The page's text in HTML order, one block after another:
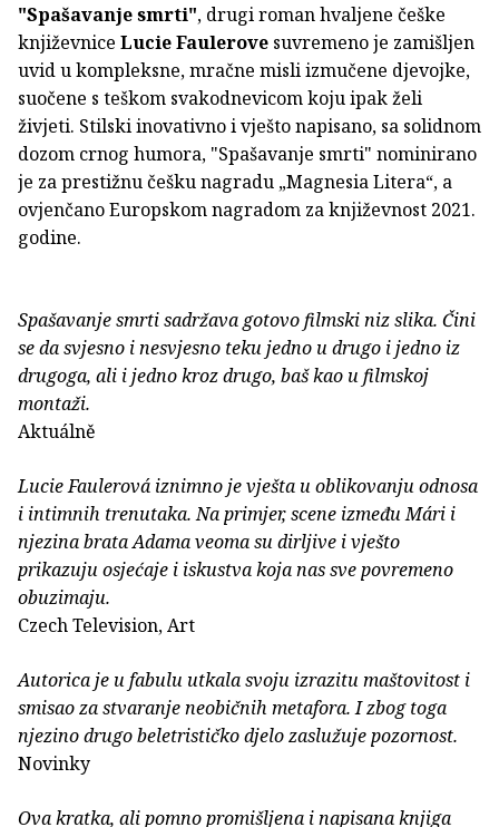
"Spašavanje smrti", drugi roman hvaljene češke
književnice Lucie Faulerove suvremeno je zamišljen
uvid u kompleksne, mračne misli izmučene djevojke,
suočene s teškom svakodnevicom koju ipak želi
živjeti. Stilski inovativno i vješto napisano, sa solidnom
dozom crnog humora, "Spašavanje smrti" nominirano
je za prestižnu češku nagradu „Magnesia Litera“, a
ovjenčano Europskom nagradom za književnost 2021.
godine.
Spašavanje smrti sadržava gotovo filmski niz slika. Čini
se da svjesno i nesvjesno teku jedno u drugo i jedno iz
drugoga, ali i jedno kroz drugo, baš kao u filmskoj
montaži.
Aktuálně
Lucie Faulerová iznimno je vješta u oblikovanju odnosa
i intimnih trenutaka. Na primjer, scene između Mári i
njezina brata Adama veoma su dirljive i vješto
prikazuju osjećaje i iskustva koja nas sve povremeno
obuzimaju.
Czech Television, Art
Autorica je u fabulu utkala svoju izrazitu maštovitost i
smisao za stvaranje neobičnih metafora. I zbog toga
njezino drugo beletrističko djelo zaslužuje pozornost.
Novinky
Ova kratka, ali pomno promišljena i napisana knjiga